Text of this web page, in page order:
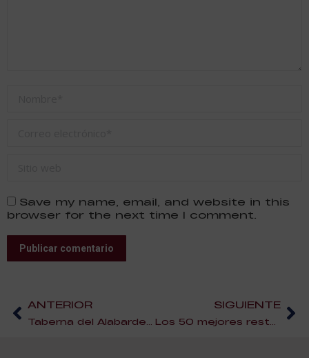
Save my name, email, and website in this
browser for the next time I comment.
Publicar comentario
ANTERIOR SIGUIENTE